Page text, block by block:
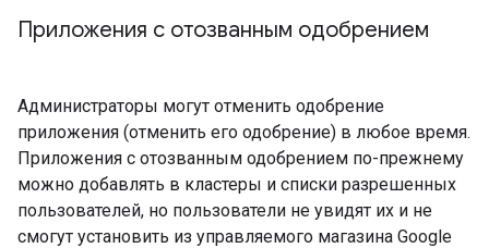
Приложения с отозванным одобрением
Администраторы могут отменить одобрение
приложения (отменить его одобрение) в любое время.
Приложения с отозванным одобрением по-прежнему
можно добавлять в кластеры и списки разрешенных
пользователей, но пользователи не увидят их и не
смогут установить из управляемого магазина Google